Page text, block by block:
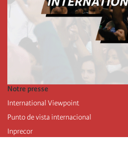
Notre presse
International Viewpoint
Punto de vista internacional
Inprecor